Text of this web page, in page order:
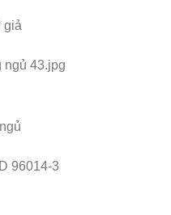
ngủ 43.jpg
96014-3